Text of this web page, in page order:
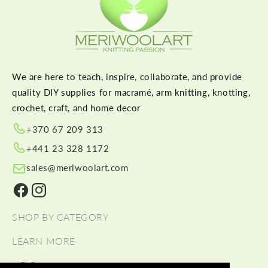
We are here to teach, inspire, collaborate, and provide
quality DIY supplies for macramé, arm knitting, knotting,
crochet, craft, and home decor
+370 67 209 313
+441 23 328 1172
sales@meriwoolart.com
FacebookInstagram
SHOP BY CATEGORY
LEARN MORE
HELP